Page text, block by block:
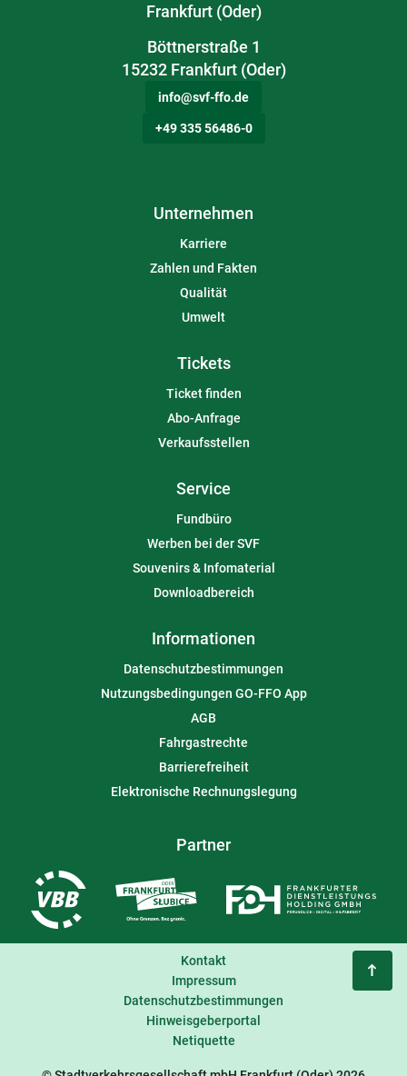
Frankfurt (Oder)
Böttnerstraße 1
15232 Frankfurt (Oder)
info@svf-ffo.de
+49 335 56486-0
Unternehmen
Karriere
Zahlen und Fakten
Qualität
Umwelt
Tickets
Ticket finden
Abo-Anfrage
Verkaufsstellen
Service
Fundbüro
Werben bei der SVF
Souvenirs & Infomaterial
Downloadbereich
Informationen
Datenschutzbestimmungen
Nutzungsbedingungen GO-FFO App
AGB
Fahrgastrechte
Barrierefreiheit
Elektronische Rechnungslegung
Partner
Kontakt
Impressum
Datenschutzbestimmungen
Hinweisgeberportal
Netiquette